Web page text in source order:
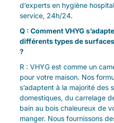
d’experts en hygiène
service, 24h/24.
Q : Comment VHYG
différents types de
?
R : VHYG est comme un
pour votre maison. Nos
s’adaptent à la majorité des
domestiques, du carrelage
bain au bois chaleureux de
manger. Nous fournissons